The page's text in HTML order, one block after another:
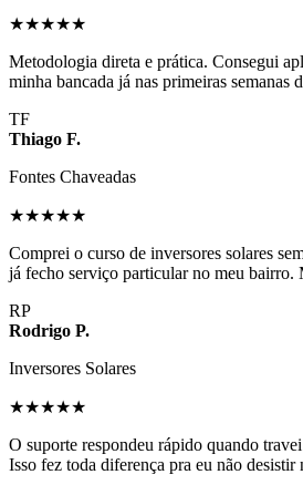
★★★★★
Metodologia direta e prática. Consegui
minha bancada já nas primeiras semanas
TF
Thiago F.
Fontes Chaveadas
★★★★★
Comprei o curso de inversores solares
já fecho serviço particular no meu bairro.
RP
Rodrigo P.
Inversores Solares
★★★★★
O suporte respondeu rápido quando
Isso fez toda diferença pra eu não desistir